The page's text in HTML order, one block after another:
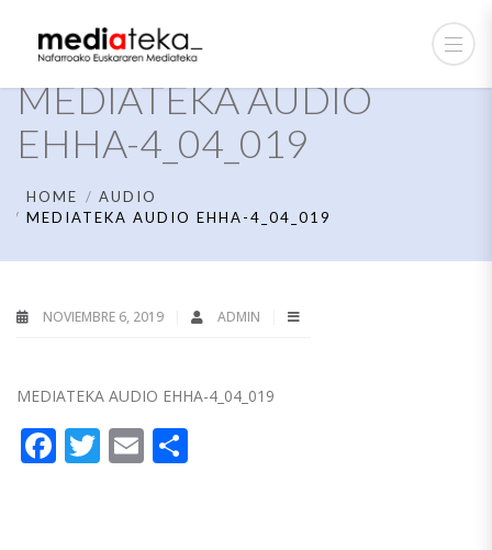
MEDIATEKA AUDIO
EHHA-4_04_019
HOME
AUDIO
MEDIATEKA AUDIO EHHA-4_04_019
NOVIEMBRE 6, 2019 ADMIN
MEDIATEKA AUDIO EHHA-4_04_019
Facebook
Twitter
Email